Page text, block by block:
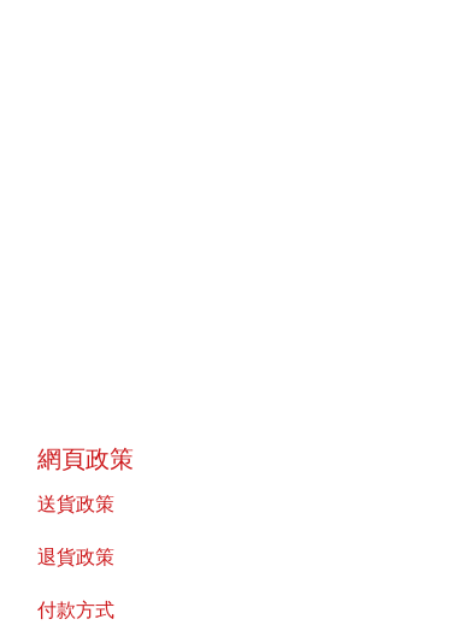
​網頁政策
送貨政策
​退貨政策
付款方式